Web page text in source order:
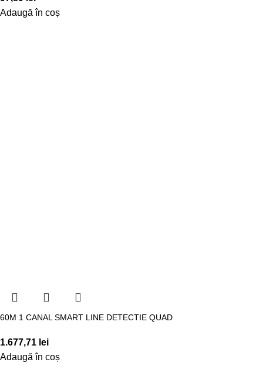
Adaugă în coș
60M 1 CANAL SMART LINE DETECTIE QUAD
1.677,71 lei
Adaugă în coș